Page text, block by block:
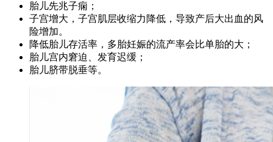
胎儿先兆子痫；
子宫增大，子宫肌层收缩力降低，导致产后大出血的风
险增加。
降低胎儿存活率，多胎妊娠的流产率会比单胎的大；
胎儿宫内窘迫、发育迟缓；
胎儿脐带脱垂等。